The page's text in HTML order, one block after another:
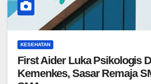
KESEHATAN
First Aider Luka Psikologis
Kemenkes, Sasar Remaja